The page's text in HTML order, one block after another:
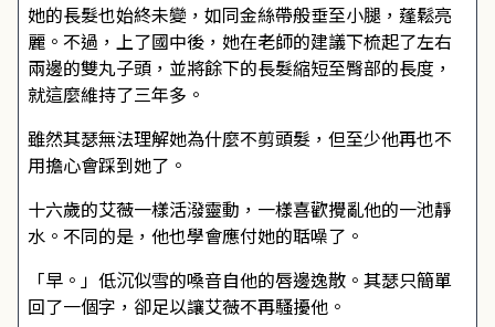
她的長髮也始終未變，如同金絲帶般垂至小腿，蓬鬆亮
麗。不過，上了國中後，她在老師的建議下梳起了左右
兩邊的雙丸子頭，並將餘下的長髮縮短至臀部的長度，
就這麼維持了三年多。
雖然其瑟無法理解她為什麼不剪頭髮，但至少他再也不
用擔心會踩到她了。
十六歲的艾薇一樣活潑靈動，一樣喜歡攪亂他的一池靜
水。不同的是，他也學會應付她的聒噪了。
「早。」低沉似雪的嗓音自他的唇邊逸散。其瑟只簡單
回了一個字，卻足以讓艾薇不再騷擾他。